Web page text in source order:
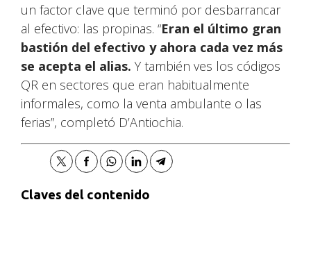
un factor clave que terminó por desbarrancar
al efectivo: las propinas. “Eran el último gran
bastión del efectivo y ahora cada vez más
se acepta el alias. Y también ves los códigos
QR en sectores que eran habitualmente
informales, como la venta ambulante o las
ferias”, completó D’Antiochia.
Claves del contenido